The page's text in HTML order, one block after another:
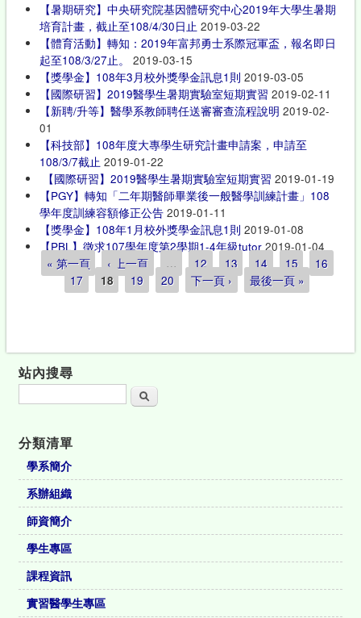
【暑期研究】中央研究院基因體研究中心2019年大學生暑期
培育計畫，截止至108/4/30日止 2019-03-22
【體育活動】轉知：2019年富邦勇士系際冠軍盃，報名即日
起至108/3/27止。
2019-03-15
【獎學金】108年3月校外獎學金訊息1則 2019-03-05
【國際研習】2019醫學生暑期實驗室短期實習 2019-02-11
【新聘/升等】醫學系教師聘任送審審查流程說明 2019-02-
01
【科技部】108年度大專學生研究計畫申請案，申請至
108/3/7截止 2019-01-22
【國際研習】2019醫學生暑期實驗室短期實習 2019-01-19
【PGY】轉知「二年期醫師畢業後一般醫學訓練計畫」108
學年度訓練容額修正公告 2019-01-11
【獎學金】108年1月校外獎學金訊息1則 2019-01-08
【PBL】徵求107學年度第2學期1-4年級tutor 2019-01-04
頁面« 第一頁 ‹ 上一頁 … 12 13 14 15
16
17
18 19 20 下一頁 › 最後一頁 »
站內搜尋
搜尋
分類清單
學系簡介
系辦組織
師資簡介
學生專區
課程資訊
實習醫學生專區